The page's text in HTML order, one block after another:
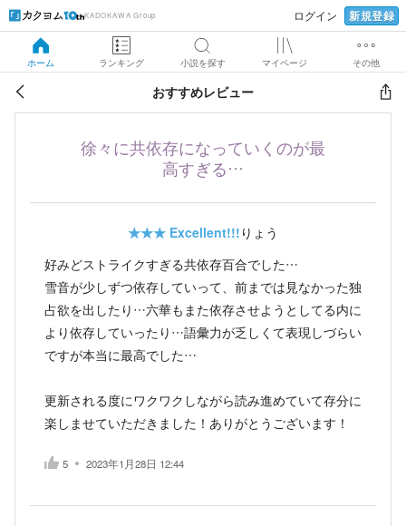
KADOKAWA Group ログイン 新規登録
ホーム ランキング 小説を探す マイページ その他
おすすめレビュー
徐々に共依存になっていくのが最
高すぎる…
★★★ Excellent!!! りょう
好みどストライクすぎる共依存百合でした…
雪音が少しずつ依存していって、前までは見なかった独
占欲を出したり…六華もまた依存させようとしてる内に
より依存していったり…語彙力が乏しくて表現しづらい
ですが本当に最高でした…
更新される度にワクワクしながら読み進めていて存分に
楽しませていただきました！ありがとうございます！
5 2023年1月28日 12:44